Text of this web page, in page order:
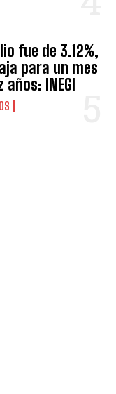
fue de 3.12%,
para un mes
INEGI